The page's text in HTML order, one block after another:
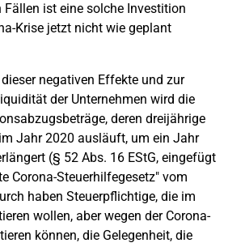
Fällen ist eine solche Investition
Krise jetzt nicht wie geplant
negativen Effekte und zur
der Unternehmen wird die
deren dreijährige
Jahr 2020 ausläuft, um ein Jahr
(§ 52 Abs. 16 EStG, eingefügt
Corona-Steuerhilfegesetz" vom
haben Steuerpflichtige, die im
wollen, aber wegen der Corona-
können, die Gelegenheit, die